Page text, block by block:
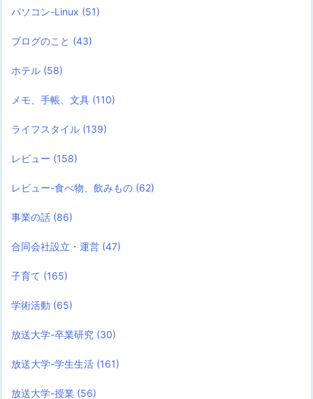
パソコン-Linux (51)
ブログのこと (43)
ホテル (58)
メモ、手帳、文具 (110)
ライフスタイル (139)
レビュー (158)
レビュー-食べ物、飲みもの (62)
事業の話 (86)
合同会社設立・運営 (47)
子育て (165)
学術活動 (65)
放送大学-卒業研究 (30)
放送大学-学生生活 (161)
放送大学-授業 (56)